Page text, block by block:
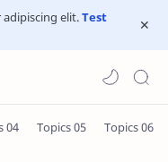
elit.Test